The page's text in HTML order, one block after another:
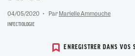
04/05/2020 ParMarielle Ammouche
INFECTIOLOGIE
ENREGISTRER DANS VOS